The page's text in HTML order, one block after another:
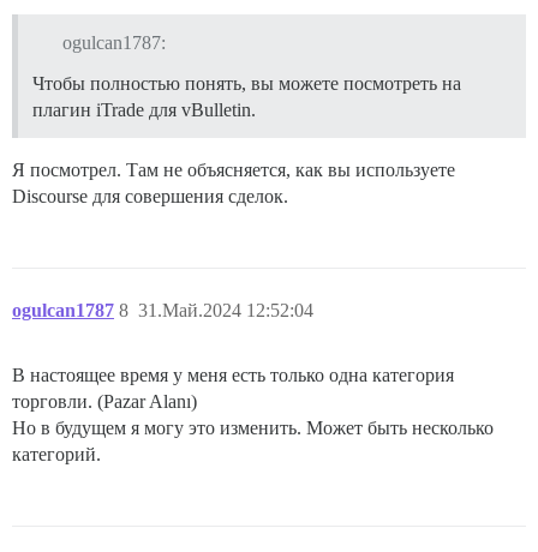
ogulcan1787:
Чтобы полностью понять, вы можете посмотреть на
плагин iTrade для vBulletin.
Я посмотрел. Там не объясняется, как вы используете
Discourse для совершения сделок.
ogulcan1787 31.Май.2024 12:52:04
8
В настоящее время у меня есть только одна категория
торговли. (Pazar Alanı)
Но в будущем я могу это изменить. Может быть несколько
категорий.